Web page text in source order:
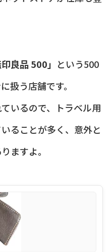
印良品 500」 という500
扱う店舗です。
いるので、トラベル用
ることが多く、意外と
ますよ。